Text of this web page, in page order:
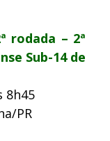
rodada – 2ª
Sub-14 de
8h45
PR